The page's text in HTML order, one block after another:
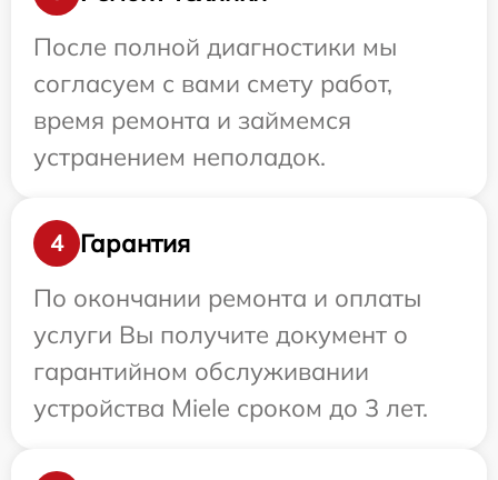
После полной диагностики мы
согласуем с вами смету работ,
время ремонта и займемся
устранением неполадок.
4
Гарантия
По окончании ремонта и оплаты
услуги Вы получите документ о
гарантийном обслуживании
устройства Miele сроком до 3 лет.